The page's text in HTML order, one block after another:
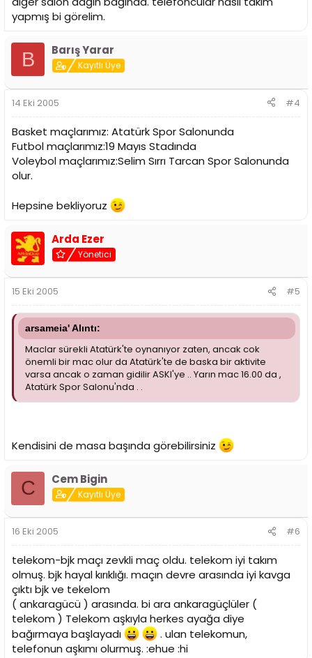
yapmış bi görelim.
B Barış Yarar
Kayıtlı Üye
14 Eki 2005 #4
Basket maçlarımız: Atatürk Spor Salonunda
Futbol maçlarımız:19 Mayıs Stadında
Voleybol maçlarımız:Selim Sırrı Tarcan Spor Salonunda
olur.
Hepsine bekliyoruz
Arda Ezer
Yönetici
15 Eki 2005 #5
arsameia' Alıntı:
Maclar sürekli Atatürk'te oynanıyor zaten, ancak cok
önemli bir mac olur da Atatürk'te de baska bir aktivite
varsa ancak o zaman gidilir ASKI'ye .. Yarın mac 16.00 da ,
Atatürk Spor Salonu'nda . .
Kendisini de masa başında görebilirsiniz
C Cem Bigin
Kayıtlı Üye
16 Eki 2005 #6
telekom-bjk maçı zevkli maç oldu. telekom iyi takım
olmuş. bjk hayal kırıklığı. maçın devre arasında iyi kavga
çıktı bjk ve tekelom
( ankaragücü ) arasında. bi ara ankaragüçlüler (
telekom ) Telekom aşkıyla herkes ayağa diye
bağırmaya başlayadı
. ulan telekomun,
telefonun aşkımı olurmuş. :ehue :hi